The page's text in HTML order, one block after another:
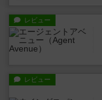
レビュー
レビュー